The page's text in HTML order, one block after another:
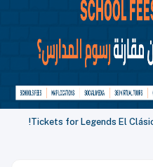
Tickets for Legends El